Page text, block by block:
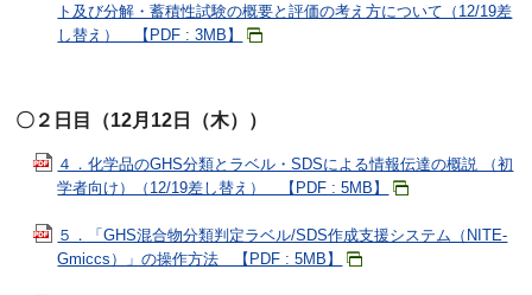
ト及び分解・蓄積性試験の概要と評価の考え方について（12/19差
し替え） 【PDF : 3MB】
〇２日目（12月12日（木））
４．化学品のGHS分類とラベル・SDSによる情報伝達の概説 （初
学者向け）（12/19差し替え） 【PDF : 5MB】
５．「GHS混合物分類判定ラベル/SDS作成支援システム（NITE-
Gmiccs）」の操作方法 【PDF : 5MB】